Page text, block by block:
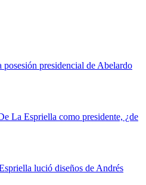
posesión presidencial de Abelardo
La Espriella como presidente, ¿de
lució diseños de Andrés